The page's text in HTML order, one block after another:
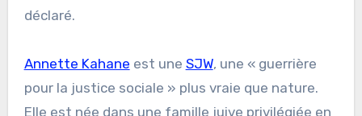
déclaré.
Annette Kahane est une SJW, une « guerrière
pour la justice sociale » plus vraie que nature.
Elle est née dans une famille juive privilégiée en